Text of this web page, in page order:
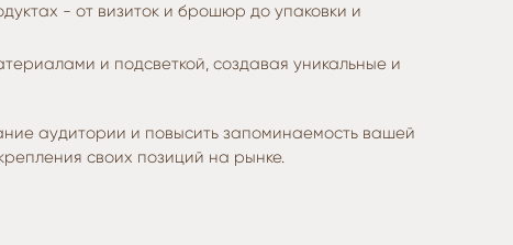
- от визиток и брошюр до упаковки и
и подсветкой, создавая уникальные и
аудитории и повысить запоминаемость вашей
своих позиций на рынке.